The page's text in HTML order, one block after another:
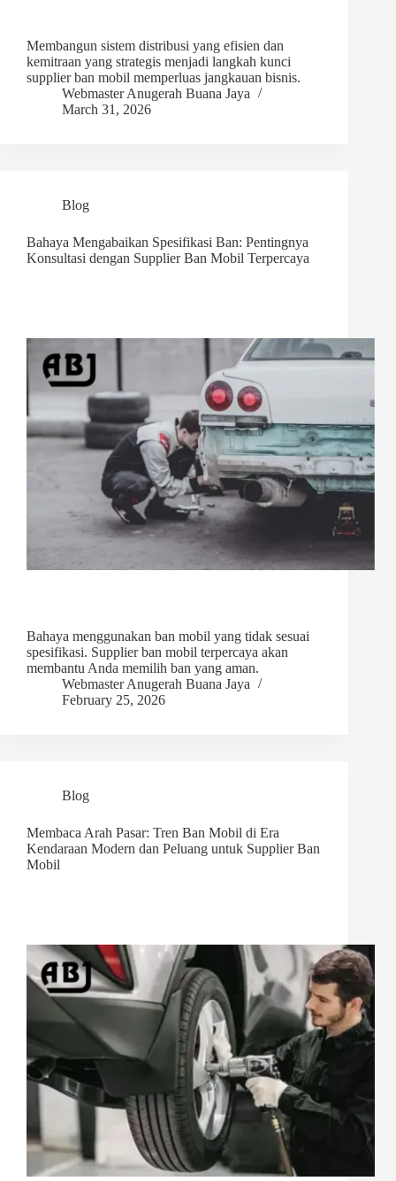
Membangun sistem distribusi yang efisien dan
kemitraan yang strategis menjadi langkah kunci
supplier ban mobil memperluas jangkauan bisnis.
Webmaster Anugerah Buana Jaya
March 31, 2026
Blog
Bahaya Mengabaikan Spesifikasi Ban: Pentingnya
Konsultasi dengan Supplier Ban Mobil Terpercaya
Bahaya menggunakan ban mobil yang tidak sesuai
spesifikasi. Supplier ban mobil terpercaya akan
membantu Anda memilih ban yang aman.
Webmaster Anugerah Buana Jaya
February 25, 2026
Blog
Membaca Arah Pasar: Tren Ban Mobil di Era
Kendaraan Modern dan Peluang untuk Supplier Ban
Mobil